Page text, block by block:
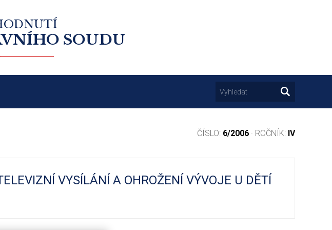
SOUDU
ČÍSLO: 6/2006 · ROČNÍK: IV
VYSÍLÁNÍ A OHROŽENÍ VÝVOJE U DĚTÍ